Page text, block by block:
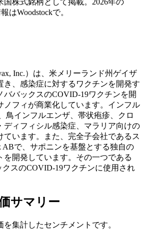
はWoodstockで。
Inc.）は、米メリーランド州ゲイザ
き、感染症に対するワクチンを開発す
ババックスのCOVID-19ワクチンを開
ノフィが商業化しています。インフル
鳥インフルエンザ、帯状疱疹、クロ
ディフィシル感染症、マラリア向けの
ています。また、完全子会社であるス
ABで、サポニンを基盤とする独自の
を開発しています。その一つである
スのCOVID-19ワクチンに使用され
サマリー
集計したセンチメントです。